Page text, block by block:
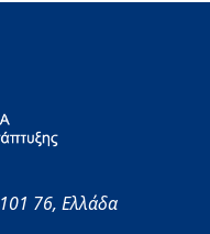
101 76, Ελλάδα